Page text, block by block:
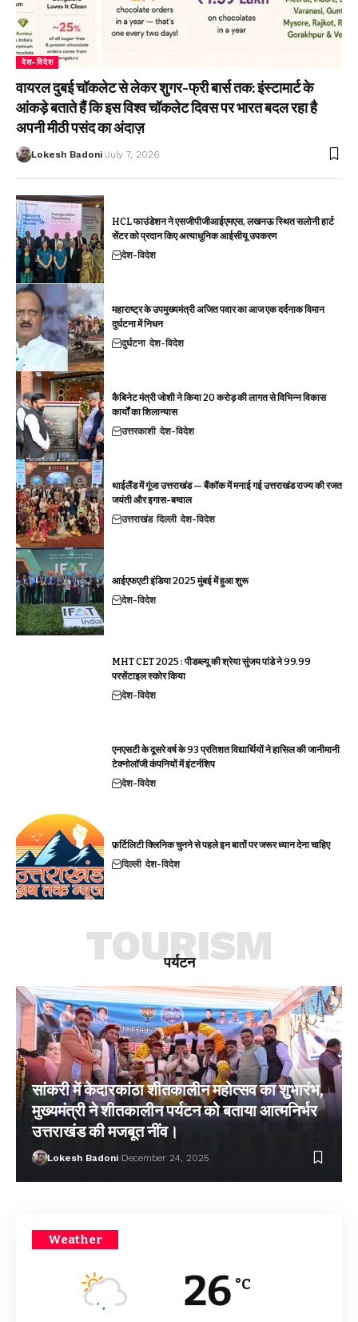
देश-विदेश
वायरल दुबई चॉकलेट से लेकर शुगर-फ्री बार्स तक: इंस्टामार्ट के
आंकड़े बताते हैं कि इस विश्व चॉकलेट दिवस पर भारत बदल रहा है
अपनी मीठी पसंद का अंदाज़
Lokesh Badoni July 7, 2026
HCL फाउंडेशन ने एसजीपीजीआईएमएस, लखनऊ स्थित सलोनी हार्ट
सेंटर को प्रदान किए अत्याधुनिक आईसीयू उपकरण
देश-विदेश
महाराष्ट्र के उपमुख्यमंत्री अजित पवार का आज एक दर्दनाक विमान
दुर्घटना में निधन
दुर्घटना देश-विदेश
कैबिनेट मंत्री जोशी ने किया 20 करोड़ की लागत से विभिन्न विकास
कार्यों का शिलान्यास
उत्तरकाशी देश-विदेश
थाईलैंड में गूंजा उत्तराखंड — बैंकॉक में मनाई गई उत्तराखंड राज्य की रजत
जयंती और इगास-बग्वाल
उत्तराखंड दिल्ली देश-विदेश
आईएफएटी इंडिया 2025 मुंबई में हुआ शुरू
देश-विदेश
MHT CET 2025 : पीडब्ल्यू की श्रेया सुंजय पांडे ने 99.99
परसेंटाइल स्कोर किया
देश-विदेश
एनएसटी के दूसरे वर्ष के 93 प्रतिशत विद्यार्थियों ने हासिल की जानीमानी
टेक्नोलॉजी कंपनियों में इंटर्नशिप
देश-विदेश
फ़र्टिलिटी क्लिनिक चुनने से पहले इन बातों पर जरूर ध्यान देना चाहिए
दिल्ली देश-विदेश
पर्यटन
TOURISM
सांकरी में केदारकांठा शीतकालीन महोत्सव का शुभारंभ,
मुख्यमंत्री ने शीतकालीन पर्यटन को बताया आत्मनिर्भर
उत्तराखंड की मजबूत नींव।
Lokesh Badoni December 24, 2025
Weather
26 °C